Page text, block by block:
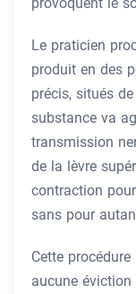
Le praticien
produit en des
précis, situés
substance va
transmission
de la lèvre
contraction
sans pour
Cette
aucune